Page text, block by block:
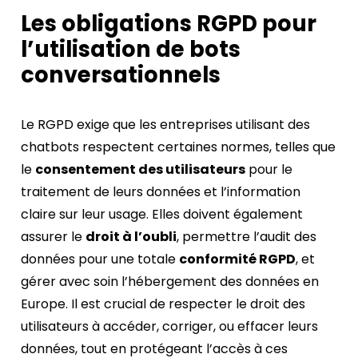
Les obligations RGPD pour
l’utilisation de bots
conversationnels
Le RGPD exige que les entreprises utilisant des
chatbots respectent certaines normes, telles que
le consentement des utilisateurs pour le
traitement de leurs données et l’information
claire sur leur usage. Elles doivent également
assurer le droit à l’oubli, permettre l’audit des
données pour une totale conformité RGPD, et
gérer avec soin l’hébergement des données en
Europe. Il est crucial de respecter le droit des
utilisateurs à accéder, corriger, ou effacer leurs
données, tout en protégeant l’accès à ces